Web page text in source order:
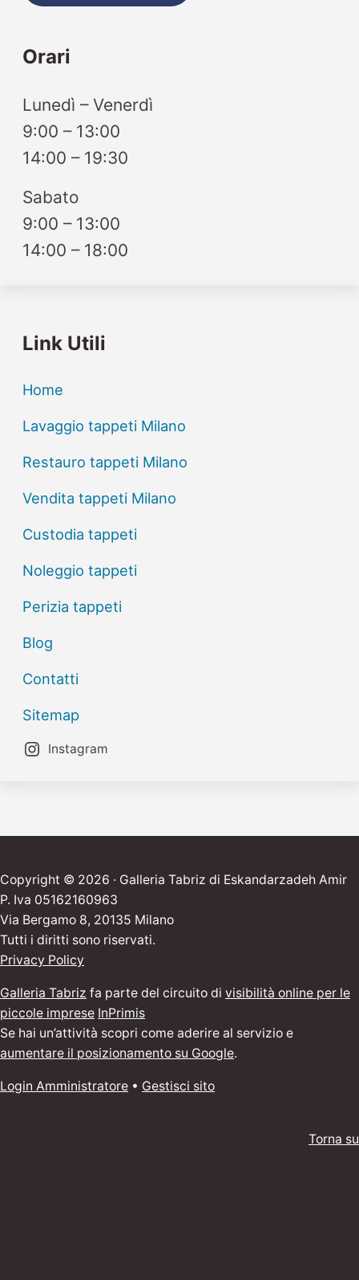
Orari
Lunedì – Venerdì
9:00 – 13:00
14:00 – 19:30
Sabato
9:00 – 13:00
14:00 – 18:00
Link Utili
Home
Lavaggio tappeti Milano
Restauro tappeti Milano
Vendita tappeti Milano
Custodia tappeti
Noleggio tappeti
Perizia tappeti
Blog
Contatti
Sitemap
Instagram
Copyright © 2026 · Galleria Tabriz di Eskandarzadeh Amir
P. Iva 05162160963
Via Bergamo 8, 20135 Milano
Tutti i diritti sono riservati.
Privacy Policy
Galleria Tabriz fa parte del circuito divisibilità online per le
piccole imprese InPrimis
Se hai un’attività scopri come aderire al servizio e
aumentare il posizionamento su Google.
Login Amministratore • Gestisci sito
Torna su